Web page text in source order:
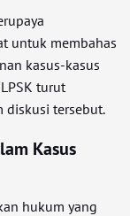
untuk membahas
kasus-kasus
turut
diskusi tersebut.
Kasus
hukum yang